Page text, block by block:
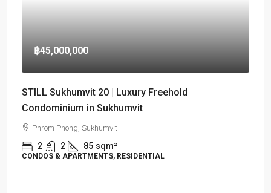
฿45,000,000
STILL Sukhumvit 20 | Luxury Freehold
Condominium in Sukhumvit
Phrom Phong, Sukhumvit
2 2 85 sqm²
CONDOS & APARTMENTS, RESIDENTIAL